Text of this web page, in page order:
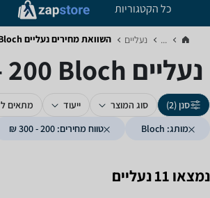
כל הקטגוריות
... נעליים‏ השוואת מחירים נעליים ‏Bloch ‏200 - 300 ‏₪
נעליים ‏Bloch ‏200 - 300 ‏₪
סנן (2) סוג המוצר ייעוד
מתאים ל
מותג: Bloch
טווח מחירים: 200 - 300 ₪
נמצאו 11 נעליים